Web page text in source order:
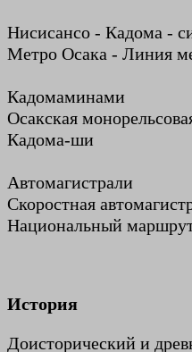
Нисисансо - Кадома -
Метро Осака - Линия
Кадомаминами
Осакская
Кадома-ши
Автомагистрали
Скоростная
Национальный
История
Доисторический и